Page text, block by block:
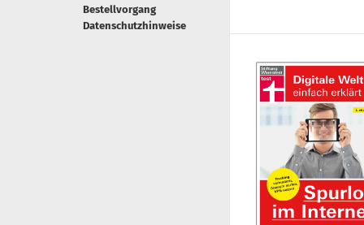
Bestellvorgang
Datenschutzhinweise